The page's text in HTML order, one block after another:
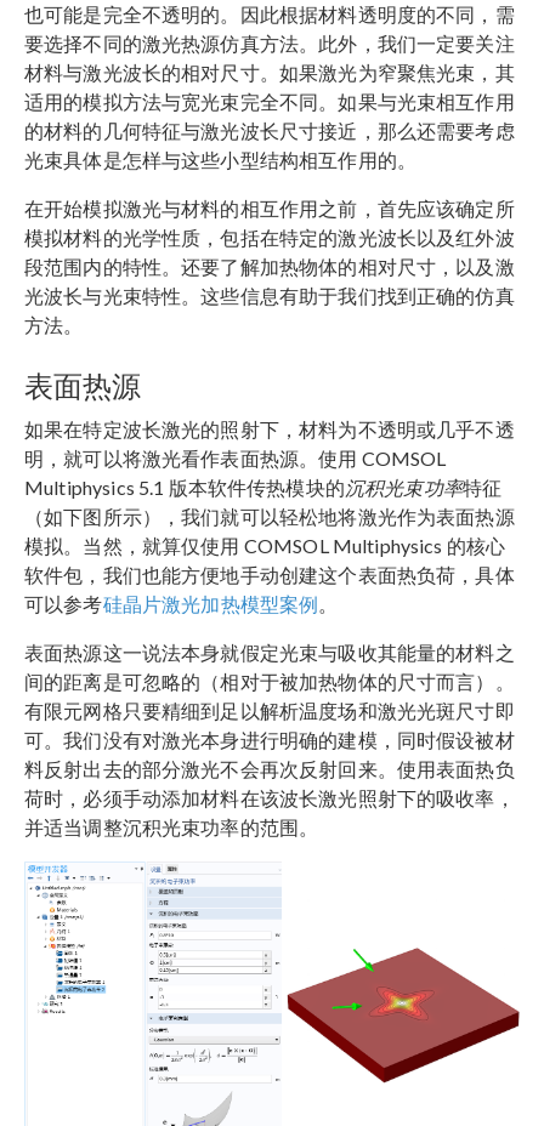
也可能是完全不透明的。因此根据材料透明度的不同，需
要选择不同的激光热源仿真方法。此外，我们一定要关注
材料与激光波长的相对尺寸。如果激光为窄聚焦光束，其
适用的模拟方法与宽光束完全不同。如果与光束相互作用
的材料的几何特征与激光波长尺寸接近，那么还需要考虑
光束具体是怎样与这些小型结构相互作用的。
在开始模拟激光与材料的相互作用之前，首先应该确定所
模拟材料的光学性质，包括在特定的激光波长以及红外波
段范围内的特性。还要了解加热物体的相对尺寸，以及激
光波长与光束特性。这些信息有助于我们找到正确的仿真
方法。
表面热源
如果在特定波长激光的照射下，材料为不透明或几乎不透
明，就可以将激光看作表面热源。使用 COMSOL
Multiphysics 5.1 版本软件传热模块的沉积光束功率特征
（如下图所示），我们就可以轻松地将激光作为表面热源
模拟。当然，就算仅使用 COMSOL Multiphysics 的核心
软件包，我们也能方便地手动创建这个表面热负荷，具体
可以参考硅晶片激光加热模型案例
表面热源这一说法本身就假定光束与吸收其能量的材料之
间的距离是可忽略的（相对于被加热物体的尺寸而言）。
有限元网格只要精细到足以解析温度场和激光光斑尺寸即
可。我们没有对激光本身进行明确的建模，同时假设被材
料反射出去的部分激光不会再次反射回来。使用表面热负
荷时，必须手动添加材料在该波长激光照射下的吸收率，
并适当调整沉积光束功率的范围。